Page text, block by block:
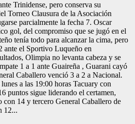
Trinidense, pero conserva su
Torneo Clausura de la Asociación
parcialmente la fecha 7. Oscar
gol, del compromiso que se jugó en el
tenía todo para alcanzar la cima, pero
ante el Sportivo Luqueño en
Olimpia no levanta cabeza y se
1 a 1 ante Guaireña , Guarani cayó
Caballero venció 3 a 2 a Nacional.
a las 19:00 horas Tacuary con
puntos sigue liderando el certamen,
con 14 y tercero General Caballero de
12...